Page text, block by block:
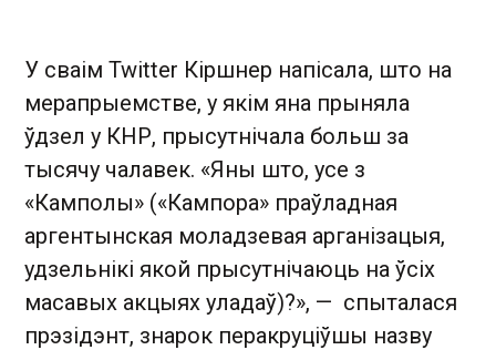
У сваім Twitter Кіршнер напісала, што на
мерапрыемстве, у якім яна прыняла
ўдзел у КНР, прысутнічала больш за
тысячу чалавек. «Яны што, усе з
«Камполы» («Кампора» праўладная
аргентынская моладзевая арганізацыя,
удзельнікі якой прысутнічаюць на ўсіх
масавых акцыях уладаў)?», — спыталася
прэзідэнт, знарок перакруціўшы назву